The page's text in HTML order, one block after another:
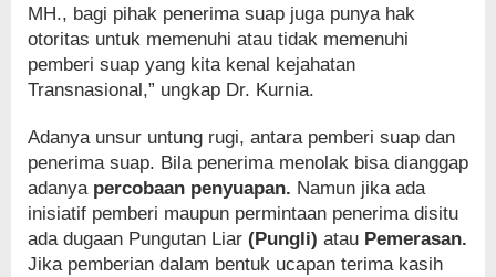
MH., bagi pihak penerima suap juga punya hak
otoritas untuk memenuhi atau tidak memenuhi
pemberi suap yang kita kenal kejahatan
Transnasional,” ungkap Dr. Kurnia.
Adanya unsur untung rugi, antara pemberi suap dan
penerima suap. Bila penerima menolak bisa dianggap
adanya percobaan penyuapan. Namun jika ada
inisiatif pemberi maupun permintaan penerima disitu
ada dugaan Pungutan Liar (Pungli) atau Pemerasan.
Jika pemberian dalam bentuk ucapan terima kasih